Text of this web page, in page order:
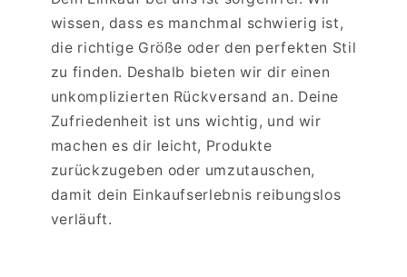
wissen, dass es manchmal schwierig ist,
die richtige Größe oder den perfekten Stil
zu finden. Deshalb bieten wir dir einen
unkomplizierten Rückversand an. Deine
Zufriedenheit ist uns wichtig, und wir
machen es dir leicht, Produkte
zurückzugeben oder umzutauschen,
damit dein Einkaufserlebnis reibungslos
verläuft.